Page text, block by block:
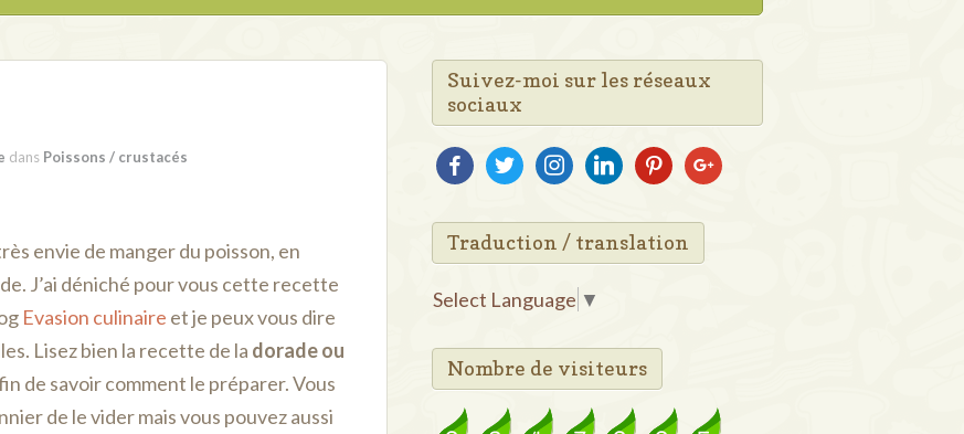
dans Poissons / crustacés
envie de manger du poisson, en
J’ai déniché pour vous cette recette
Evasion culinaire et je peux vous dire
Lisez bien la recette de la dorade ou
de savoir comment le préparer. Vous
de le vider mais vous pouvez aussi
Suivez-moi sur les réseaux
sociaux
facebooktwitterinstagram
linkedinpinterest
google
Traduction / translation
Select Language ▼
Nombre de visiteurs